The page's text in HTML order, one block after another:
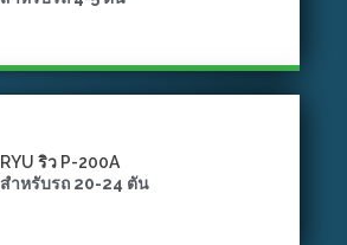
RYU ริว P-200A
สำหรับรถ 20-24 ตัน